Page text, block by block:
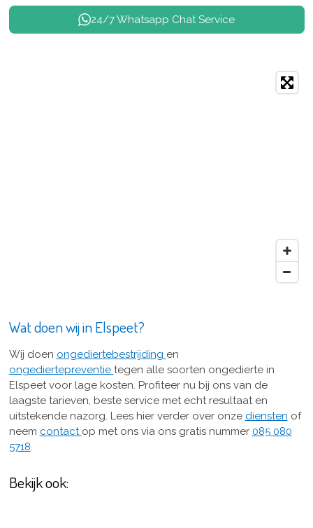
24/7 Whatsapp Chat Service
Wat doen wij in Elspeet?
Wij doen ongediertebestrijding en
ongediertepreventie tegen alle soorten ongedierte in
Elspeet voor lage kosten. Profiteer nu bij ons van de
laagste tarieven, beste service met echt resultaat en
uitstekende nazorg. Lees hier verder over onze diensten of
neem contact op met ons via ons gratis nummer 085 080
5718
Bekijk ook: